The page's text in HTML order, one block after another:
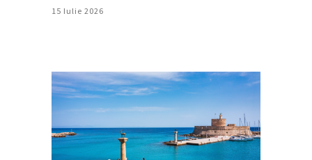
15 Iulie 2026